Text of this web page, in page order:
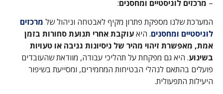
– מרכזים לוגיסטיים ומחסנים:
המערכת שלנו מספקת פתרון מקיף לאבטחה וניהול של מרכזים
לוגיסטיים ומחסנים. היאעוקבת אחרי תנועת סחורות בזמן
אמת, מאפשרת זיהוי מהיר של ניסיונות גניבה או טעויות
בשינוע. היא גם מפקחת על תהליכי עבודה, מוודאת שהעובדים
פועלים בהתאם לנהלי הבטיחות המחמירים, ומסייעת בשיפור
היעילות התפעולית.